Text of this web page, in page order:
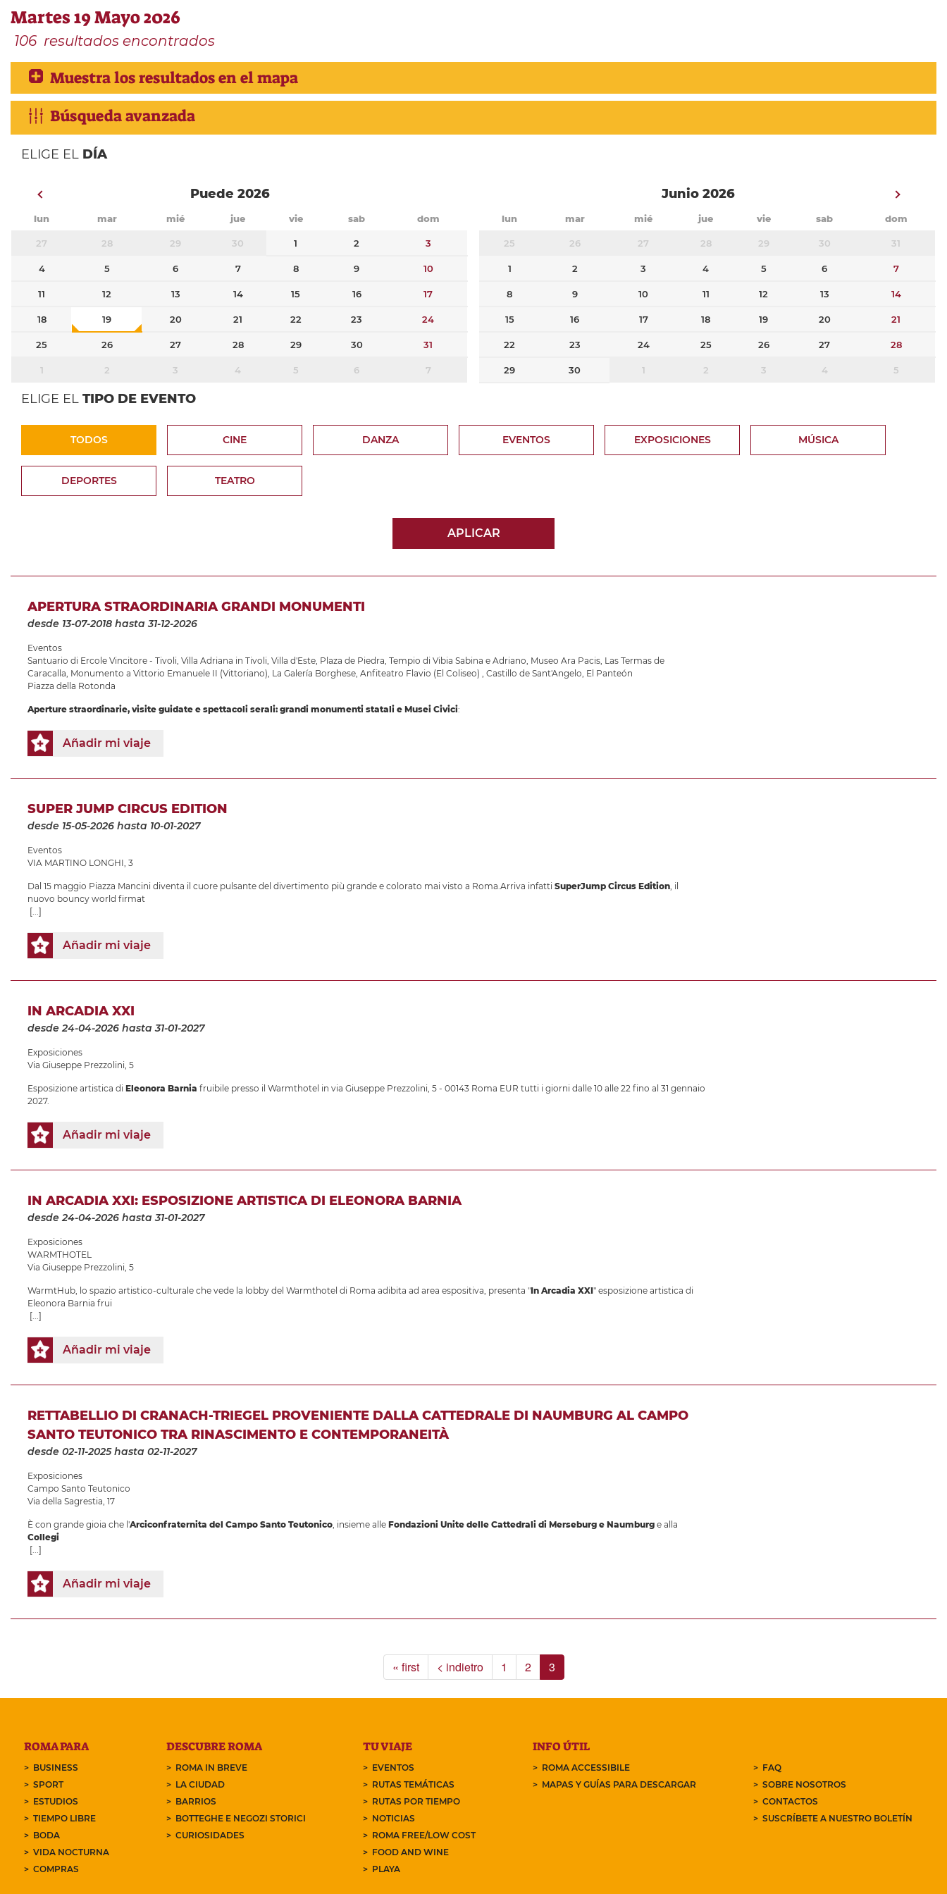
Martes 19 Mayo 2026
106 resultados encontrados
Muestra los resultados en el mapa
Búsqueda avanzada
ELIGE EL DÍA
Puede 2026
lun mar mié jue vie sab dom
27 28 29 30 1 2 3
4 5 6 7 8 9 10
11 12 13 14 15 16 17
18 19 20 21 22 23 24
25 26 27 28 29 30 31
1 2 3 4 5 6 7
Junio 2026
lun mar mié jue vie sab dom
25 26 27 28 29 30 31
1 2 3 4 5 6 7
8 9 10 11 12 13 14
15 16 17 18 19 20 21
22 23 24 25 26 27 28
29 30 1 2 3 4 5
ELIGE EL TIPO DE EVENTO
TODOS CINE DANZA EVENTOS EXPOSICIONES MÚSICA
DEPORTES TEATRO
APLICAR
APERTURA STRAORDINARIA GRANDI MONUMENTI
desde 13-07-2018 hasta 31-12-2026
Eventos
Santuario di Ercole Vincitore - Tivoli Villa Adriana in Tivoli Villa d'Este Plaza de Piedra Tempio di Vibia Sabina e Adriano Museo Ara Pacis Las Termas de
Caracalla Monumento a Vittorio Emanuele II (Vittoriano) La Galería Borghese Anfiteatro Flavio (El Coliseo) Castillo de Sant'Angelo El Panteón
Piazza della Rotonda
Aperture straordinarie, visite guidate e spettacoli serali: grandi monumenti statali e Musei Civici:
Añadir mi viaje
SUPER JUMP CIRCUS EDITION
desde 15-05-2026 hasta 10-01-2027
Eventos
VIA MARTINO LONGHI, 3
Dal 15 maggio Piazza Mancini diventa il cuore pulsante del divertimento più grande e colorato mai visto a Roma.Arriva infatti SuperJump Circus Edition , il
nuovo bouncy world firmat
[...]
Añadir mi viaje
IN ARCADIA XXI
desde 24-04-2026 hasta 31-01-2027
Exposiciones
Via Giuseppe Prezzolini, 5
Esposizione artistica di Eleonora Barnia fruibile presso il Warmthotel in via Giuseppe Prezzolini, 5 - 00143 Roma EUR tutti i giorni dalle 10 alle 22 fino al 31 gennaio
2027.
Añadir mi viaje
IN ARCADIA XXI: ESPOSIZIONE ARTISTICA DI ELEONORA BARNIA
desde 24-04-2026 hasta 31-01-2027
Exposiciones
WARMTHOTEL
Via Giuseppe Prezzolini, 5
WarmtHub, lo spazio artistico-culturale che vede la lobby del Warmthotel di Roma adibita ad area espositiva, presenta "In Arcadia XXI" esposizione artistica di
Eleonora Barnia frui
[...]
Añadir mi viaje
RETTABELLIO DI CRANACH-TRIEGEL PROVENIENTE DALLA CATTEDRALE DI NAUMBURG AL CAMPO
SANTO TEUTONICO TRA RINASCIMENTO E CONTEMPORANEITÀ
desde 02-11-2025hasta 02-11-2027
Exposiciones
Campo Santo Teutonico
Via della Sagrestia, 17
È con grande gioia che l'Arciconfraternita del Campo Santo Teutonico , insieme alle Fondazioni Unite delle Cattedrali di Merseburg e Naumburg e alla
Collegi
[...]
Añadir mi viaje
« first < indietro 1 2 3
ROMA PARA
BUSINESS
SPORT
ESTUDIOS
TIEMPO LIBRE
BODA
VIDA NOCTURNA
COMPRAS
DESCUBRE ROMA
ROMA IN BREVE
LA CIUDAD
BARRIOS
BOTTEGHE E NEGOZI STORICI
CURIOSIDADES
TU VIAJE
EVENTOS
RUTAS TEMÁTICAS
RUTAS POR TIEMPO
NOTICIAS
ROMA FREE/LOW COST
FOOD AND WINE
PLAYA
INFO ÚTIL
ROMA ACCESSIBILE
MAPAS Y GUÍAS PARA DESCARGAR
FAQ
SOBRE NOSOTROS
CONTACTOS
SUSCRÍBETE A NUESTRO BOLETÍN